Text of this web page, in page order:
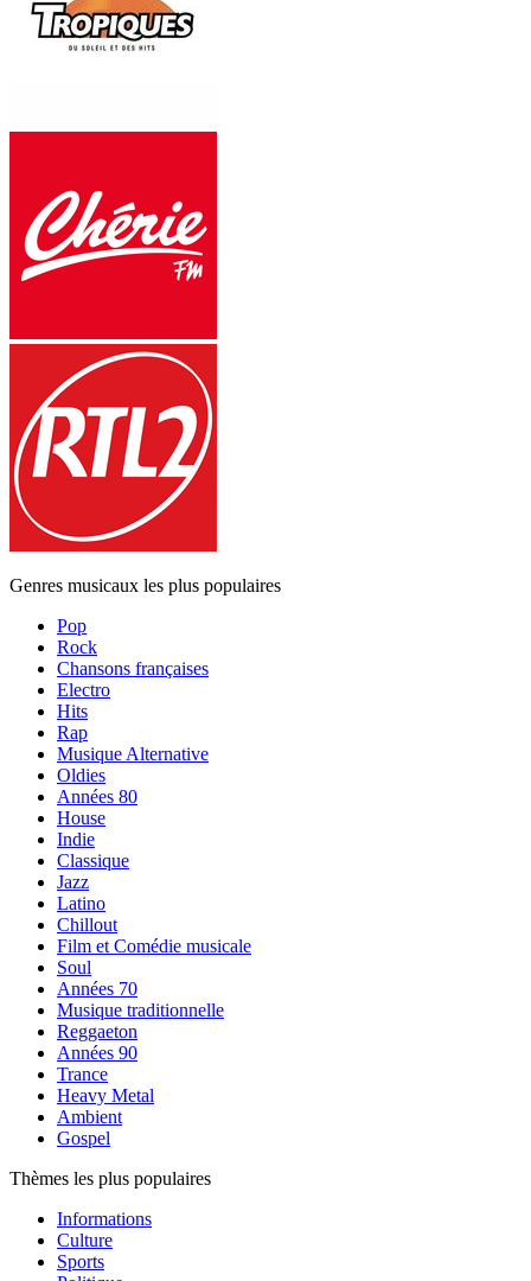
Genres musicaux les plus populaires
Pop
Rock
Chansons françaises
Electro
Hits
Rap
Musique Alternative
Oldies
Années 80
House
Indie
Classique
Jazz
Latino
Chillout
Film et Comédie musicale
Soul
Années 70
Musique traditionnelle
Reggaeton
Années 90
Trance
Heavy Metal
Ambient
Gospel
Thèmes les plus populaires
Informations
Culture
Sports